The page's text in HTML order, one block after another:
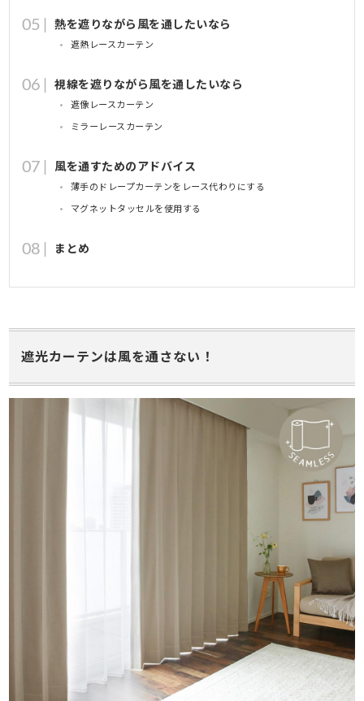
熱を遮りながら風を通したいなら
遮熱レースカーテン
視線を遮りながら風を通したいなら
遮像レースカーテン
ミラーレースカーテン
風を通すためのアドバイス
薄手のドレープカーテンをレース代わりにする
マグネットタッセルを使用する
まとめ
遮光カーテンは風を通さない！